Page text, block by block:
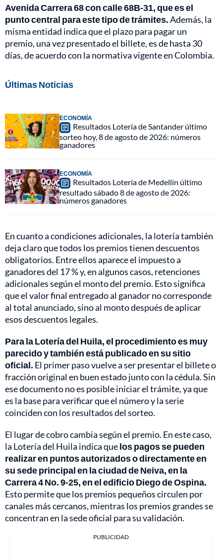
Avenida Carrera 68 con calle 68B‑31, que es el
punto central para este tipo de trámites.Además, la
misma entidad indica que el plazo para pagar un
premio, una vez presentado el billete, es de hasta 30
días, de acuerdo con la normativa vigente en Colombia.
Últimas Noticias
ECONOMÍA
Resultados Lotería de Santander último
sorteo hoy, 8 de agosto de 2026: números
ganadores
ECONOMÍA
Resultados Lotería de Medellín último
resultado sábado 8 de agosto de 2026:
números ganadores
En cuanto a condiciones adicionales, la lotería también
deja claro que todos los premios tienen descuentos
obligatorios. Entre ellos aparece el impuesto a
ganadores del 17 % y, en algunos casos, retenciones
adicionales según el monto del premio. Esto significa
que el valor final entregado al ganador no corresponde
al total anunciado, sino al monto después de aplicar
esos descuentos legales.
Para la Lotería del Huila, el procedimiento es muy
parecido y también está publicado en su sitio
oficial. El primer paso vuelve a ser presentar el billete o
fracción original en buen estado junto con la cédula. Sin
ese documento no es posible iniciar el trámite, ya que
es la base para verificar que el número y la serie
coinciden con los resultados del sorteo.
El lugar de cobro cambia según el premio. En este caso,
la Lotería del Huila indica quelos pagos se pueden
realizar en puntos autorizados o directamente en
su sede principal en la ciudad de Neiva, en la
Carrera 4 No. 9‑25, en el edificio Diego de Ospina.
Esto permite que los premios pequeños circulen por
canales más cercanos, mientras los premios grandes se
concentran en la sede oficial para su validación.
PUBLICIDAD